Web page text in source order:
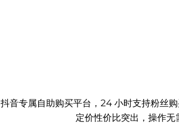
抖音专属自助购买平台，24 小时支持粉丝
定价性价比突出，操作无